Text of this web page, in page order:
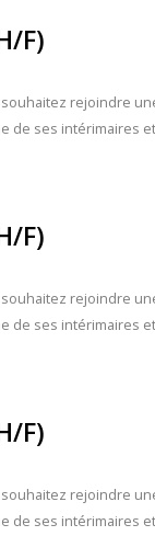
F)
rejoindre
de ses intérimaires et
F)
rejoindre
de ses intérimaires et
F)
rejoindre
de ses intérimaires et